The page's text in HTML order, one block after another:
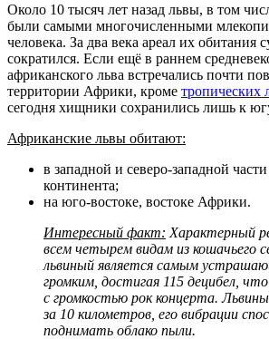
Около 10 тысяч лет назад львы, в том
были самыми многочисленными
человека. За два века ареал их обитания
сократился. Если ещё в раннем
африканского льва встречались почти
территории Африки, кроме тропических
сегодня хищники сохранились лишь к
Африканские львы обитают:
в западной и северо-западной
континента;
на юго-востоке, востоке Африки.
Интересный факт: Характерный
всем четырем видам из кошачьего
львиный является самым
громким, достигая 115 децибел,
с громкостью рок концерта.
за 10 километров, его вибрации
поднимать облако пыли.